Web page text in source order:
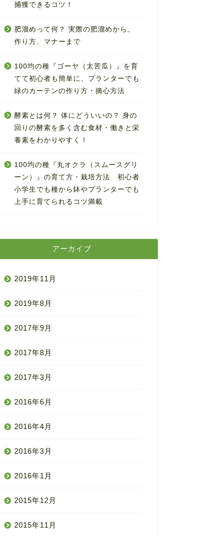
捕獲できるコツ！
肥溜めって何？ 実際の肥溜めから、
作り方、マナーまで
100均の種『ゴーヤ（太苦瓜）』を育
てて初心者も簡単に、プランターでも
緑のカーテンの作り方・摘心方法
酵素とは何？ 体にどういいの？ 身の
回りの酵素を多く含む食材・働きと栄
養素をわかりやすく！
100均の種『丸オクラ（スムースグリ
ーン）』の育て方・栽培方法 初心者
小学生でも種から鉢やプランターでも
上手に育てられるコツ満載
アーカイブ
2019年11月
2019年8月
2017年9月
2017年8月
2017年3月
2016年6月
2016年4月
2016年3月
2016年1月
2015年12月
2015年11月